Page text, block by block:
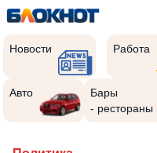
Новости Работа
Авто
Бары
- рестораны